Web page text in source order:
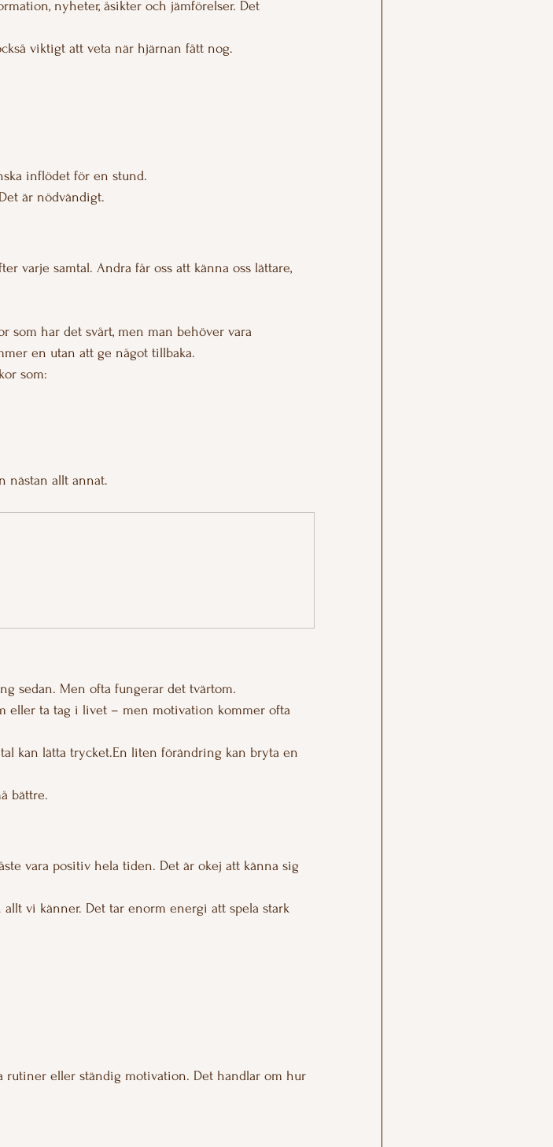
nyheter, åsikter och jämförelser. Det
viktigt att veta när hjärnan fått nog.
inflödet för en stund.
är nödvändigt.
varje samtal. Andra får oss att känna oss lättare,
som har det svårt, men man behöver vara
en utan att ge något tillbaka.
som:
nästan allt annat.
sedan. Men ofta fungerar det tvärtom.
eller ta tag i livet – men motivation kommer ofta
kan lätta trycket.En liten förändring kan bryta en
bättre.
vara positiv hela tiden. Det är okej att känna sig
vi känner. Det tar enorm energi att spela stark
eller ständig motivation. Det handlar om hur